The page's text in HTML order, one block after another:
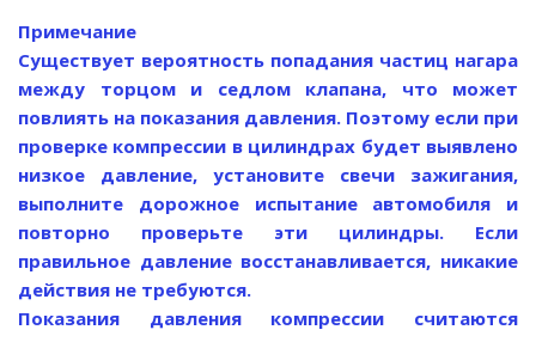
Примечание
Существует вероятность попадания частиц нагара
между торцом и седлом клапана, что может
повлиять на показания давления. Поэтому если при
проверке компрессии в цилиндрах будет выявлено
низкое давление, установите свечи зажигания,
выполните дорожное испытание автомобиля и
повторно проверьте эти цилиндры. Если
правильное давление восстанавливается, никакие
действия не требуются.
Показания давления компрессии считаются